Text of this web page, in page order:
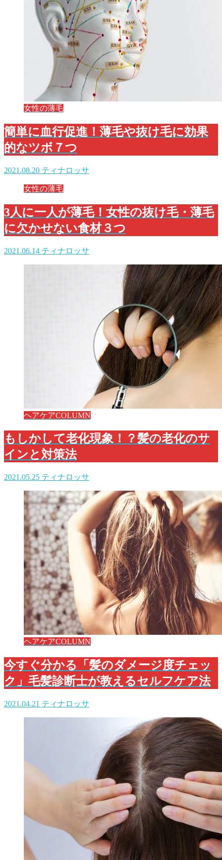
女性の薄毛
簡単に血行促進！薄毛や抜け毛に効果
的なツボ７つ
2021.08.20 ティナロッサ
女性の薄毛
3人に一人が薄毛！女性の抜け毛・薄毛
に欠かせない食材３つ
2021.06.14 ティナロッサ
ヘアケアCOLUMN
もしかして老化現象！？髪の老化のサ
インと対策法
2021.05.25 ティナロッサ
ヘアケアCOLUMN
今すぐ分かる「髪のダメージ度チェッ
ク」毛髪診断士が教えるセルフケア法
2021.04.21 ティナロッサ